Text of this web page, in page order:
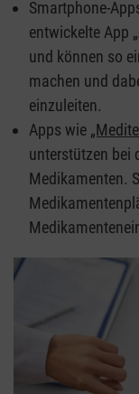
Smartphone-
entwickelte App
und können so
machen und
einzuleiten.
Apps wie
unterstützen bei
Medikamenten.